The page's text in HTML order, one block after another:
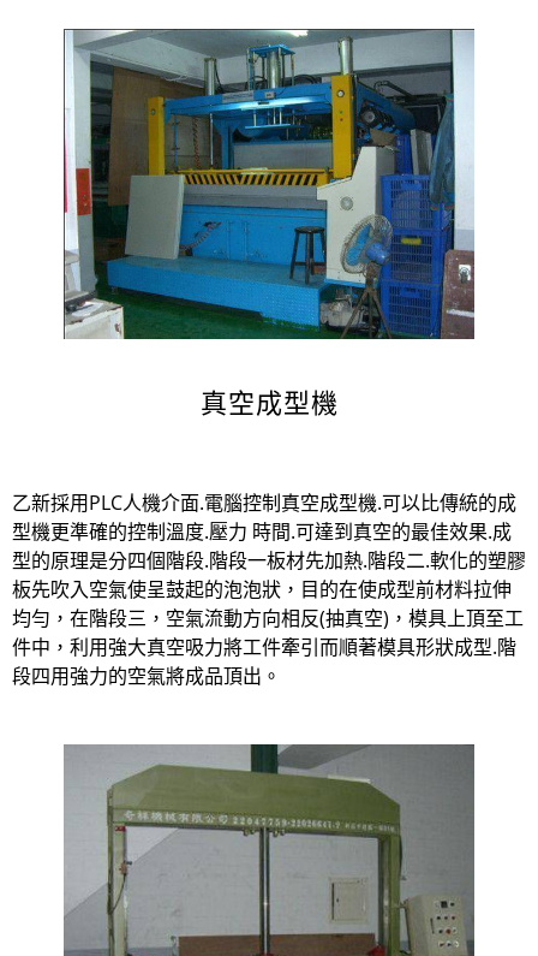
真空成型機
乙新採用PLC人機介面.電腦控制真空成型機.可以比傳統的成
型機更準確的控制溫度.壓力 時間.可達到真空的最佳效果.成
型的原理是分四個階段.階段一板材先加熱.階段二.軟化的塑膠
板先吹入空氣使呈鼓起的泡泡狀，目的在使成型前材料拉伸
均勻，在階段三，空氣流動方向相反(抽真空)，模具上頂至工
件中，利用強大真空吸力將工件牽引而順著模具形狀成型.階
段四用強力的空氣將成品頂出。